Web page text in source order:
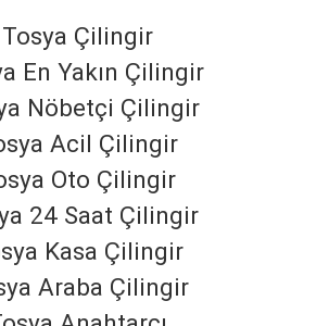
Tosya Çilingir
En Yakın Çilingir
Nöbetçi Çilingir
Acil Çilingir
Oto Çilingir
24 Saat Çilingir
Kasa Çilingir
Araba Çilingir